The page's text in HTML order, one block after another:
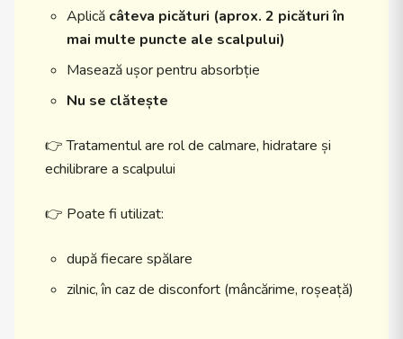
Aplică câteva picături (aprox. 2 picături în
mai multe puncte ale scalpului)
Masează ușor pentru absorbție
Nu se clătește
👉 Tratamentul are rol de calmare, hidratare și
echilibrare a scalpului
👉 Poate fi utilizat:
după fiecare spălare
zilnic, în caz de disconfort (mâncărime, roșeață)